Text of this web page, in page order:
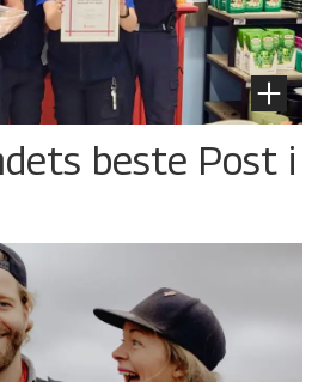
beste Post i